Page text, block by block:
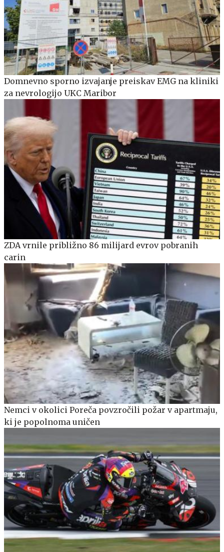
Domnevno sporno izvajanje preiskav EMG na kliniki
za nevrologijo UKC Maribor
ZDA vrnile približno 86 milijard evrov pobranih
carin
Nemci v okolici Poreča povzročili požar v apartmaju,
ki je popolnoma uničen